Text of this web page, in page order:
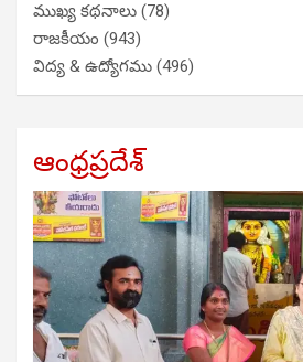
ముఖ్య కథనాలు (78)
రాజకీయం (943)
విద్య & ఉద్యోగము (496)
ఆంధ్రప్రదేశ్